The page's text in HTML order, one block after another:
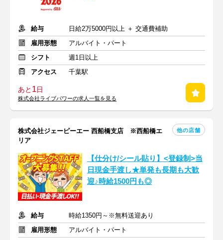
給与
日給2万5000円以上 ＋ 交通費補助
雇用形態
アルバイト・パート
シフト
週1日以上
アクセス
千葉駅
あと 1日
株式会社ライブパワーの求人一覧を見る
株式会社ジェーピーエー 西船橋支店 ※西船橋エ
リア
他の店舗
【仕分け/シール貼り】<登録制>当
日現金手渡し★単発も長期も大歓
迎♪時給1500円も◎
給与
時給1350円～※無料送迎あり
雇用形態
アルバイト・パート